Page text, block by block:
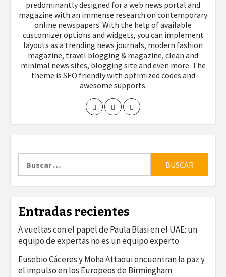
predominantly designed for a web news portal and
magazine with an immense research on contemporary
online newspapers. With the help of available
customizer options and widgets, you can implement
layouts as a trending news journals, modern fashion
magazine, travel blogging & magazine, clean and
minimal news sites, blogging site and even more. The
theme is SEO friendly with optimized codes and
awesome supports.
Entradas recientes
A vueltas con el papel de Paula Blasi en el UAE: un
equipo de expertas no es un equipo experto
Eusebio Cáceres y Moha Attaoui encuentran la paz y
el impulso en los Europeos de Birmingham